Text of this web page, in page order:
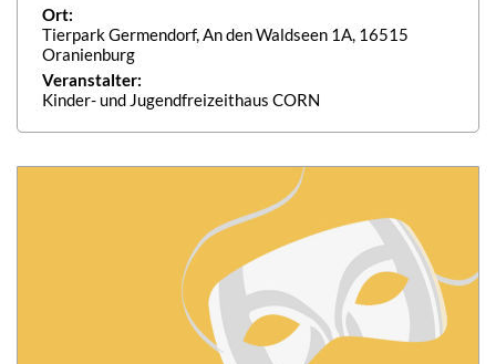
Ort:
Tierpark Germendorf, An den Waldseen 1A, 16515
Oranienburg
Veranstalter:
Kinder- und Jugendfreizeithaus CORN